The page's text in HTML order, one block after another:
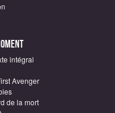
intégral
Avenger
de la mort